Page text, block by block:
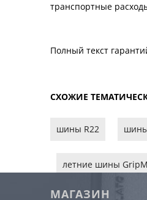
транспортные
Полный текст
СХОЖИЕ
шины R22
летние шины
МАГАЗИН